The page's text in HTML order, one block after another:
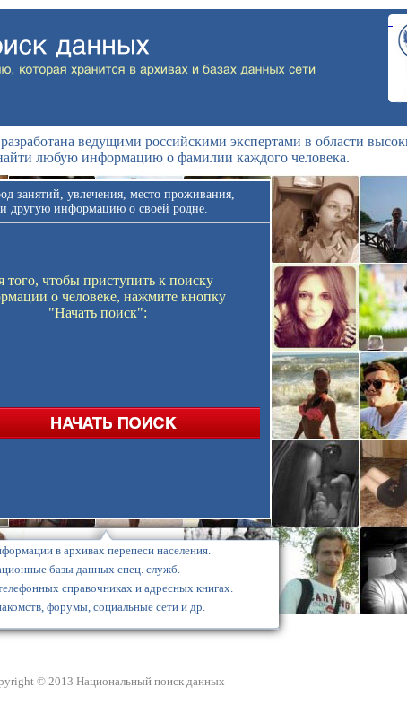
ведущими российскими экспертами в области
любую информацию о фамилии каждого человека.
занятий, увлечения, место проживания,
другую информацию о своей родне.
того, чтобы приступить к поиску
о человеке, нажмите кнопку
"Начать поиск":
в архивах перепеси населения.
базы данных спец. служб.
справочниках и адресных книгах.
форумы, социальные сети и др.
© 2013 Национальный поиск данных